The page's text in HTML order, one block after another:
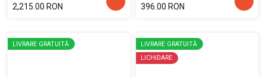
2,215.00 RON
396.00 RON
LIVRARE GRATUITĂ
LIVRARE GRATUITĂ
LICHIDARE